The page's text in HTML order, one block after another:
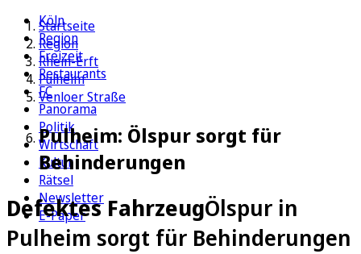
Köln
Region
Freizeit
Restaurants
FC
Panorama
Politik
Wirtschaft
Kultur
Rätsel
Newsletter
E-Paper
Startseite
Region
Rhein-Erft
Pulheim
Venloer Straße
Pulheim: Ölspur sorgt für
Behinderungen
Defektes FahrzeugÖlspur in
Pulheim sorgt für Behinderungen